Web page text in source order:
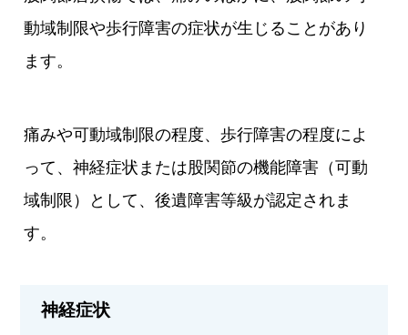
動域制限や歩行障害の症状が生じることがあり
ます。
痛みや可動域制限の程度、歩行障害の程度によ
って、神経症状または股関節の機能障害（可動
域制限）として、後遺障害等級が認定されま
す。
神経症状